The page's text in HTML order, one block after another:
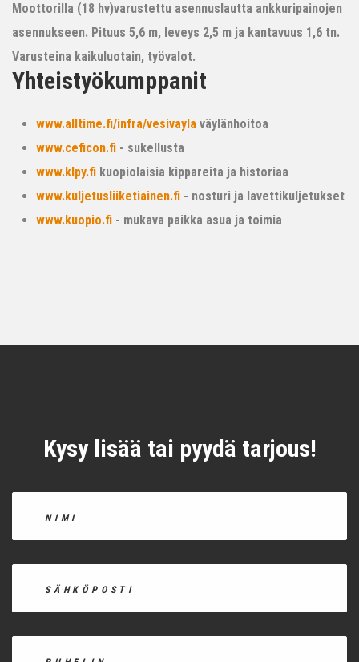
Moottorilla (18 hv)varustettu asennuslautta ankkuripainojen
asennukseen. Pituus 5,6 m, leveys 2,5 m ja kantavuus 1,6 tn.
Varusteina kaikuluotain, työvalot.
Yhteistyökumppanit
www.alltime.fi/infra/vesivayla väylänhoitoa
www.ceficon.fi - sukellusta
www.klpy.fi kuopiolaisia kippareita ja historiaa
www.kuljetusliiketiainen.fi - nosturi ja lavettikuljetukset
www.kuopio.fi - mukava paikka asua ja toimia
Kysy lisää tai pyydä tarjous!